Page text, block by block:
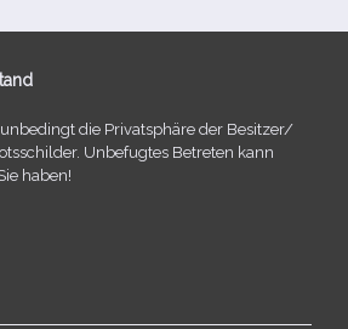
die Privatsphäre der Besitzer/​
Unbefugtes Betreten kann
haben!